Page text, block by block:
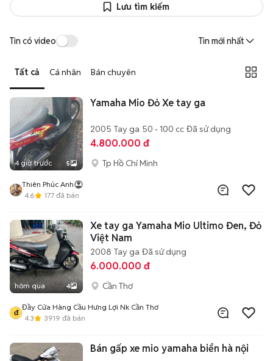
Lưu tìm kiếm
Tin có video Tin mới nhất
Tất cả Cá nhân Bán chuyên
4 giờ trước 5
Yamaha Mio Đỏ Xe tay ga
2005 Tay ga 50 - 100 cc Đã sử dụng
4.800.000 đ
Tp Hồ Chí Minh
Thiên Phúc Anh
4.6
177 đã bán
hôm qua 4
Xe tay ga Yamaha Mio Ultimo Đen, Đỏ
Việt Nam
2008 Tay ga Đã sử dụng
6.000.000 đ
Cần Thơ
đ
Đầy Cửa Hàng Cầu Hưng Lợi Nk Cần Thơ
4.3
3919 đã bán
Bán gấp xe mio yamaha biển hà nội